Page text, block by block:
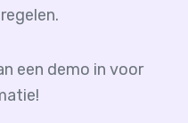
een demo in voor